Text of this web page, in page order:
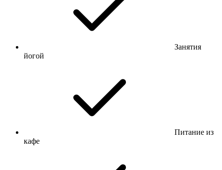
Занятия
йогой
Питание из
кафе